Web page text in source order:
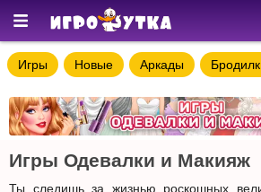
Игры Новые Аркады
Игры Одевалки и Макияж
Ты следишь за жизнью роскошных